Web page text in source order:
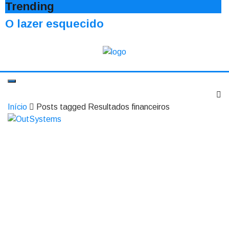
Trending
O lazer esquecido
Início Posts tagged Resultados financeiros